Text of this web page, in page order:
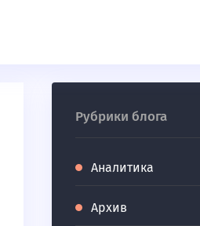
Рубрики блога
Аналитика
Архив